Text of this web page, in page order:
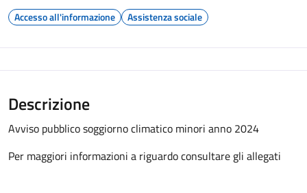
Accesso all'informazione Assistenza sociale
Descrizione
Avviso pubblico soggiorno climatico minori anno 2024
Per maggiori informazioni a riguardo consultare gli allegati